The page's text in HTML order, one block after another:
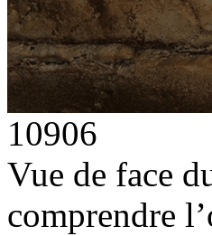
10906
Vue de face
comprendre